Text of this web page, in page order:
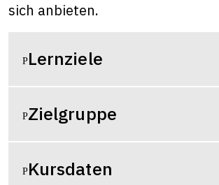
sich anbieten.
Lernziele
Zielgruppe
Kursdaten